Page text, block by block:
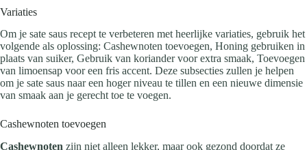
Variaties
Om je sate saus recept te verbeteren met heerlijke variaties, gebruik het
volgende als oplossing: Cashewnoten toevoegen, Honing gebruiken in
plaats van suiker, Gebruik van koriander voor extra smaak, Toevoegen
van limoensap voor een fris accent. Deze subsecties zullen je helpen
om je sate saus naar een hoger niveau te tillen en een nieuwe dimensie
van smaak aan je gerecht toe te voegen.
Cashewnoten toevoegen
Cashewnoten zijn niet alleen lekker, maar ook gezond doordat ze